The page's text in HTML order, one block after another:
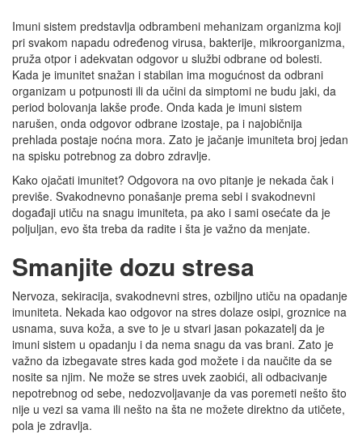
Imuni sistem predstavlja odbrambeni mehanizam organizma koji
pri svakom napadu određenog virusa, bakterije, mikroorganizma,
pruža otpor i adekvatan odgovor u službi odbrane od bolesti.
Kada je imunitet snažan i stabilan ima mogućnost da odbrani
organizam u potpunosti ili da učini da simptomi ne budu jaki, da
period bolovanja lakše prođe. Onda kada je imuni sistem
narušen, onda odgovor odbrane izostaje, pa i najobičnija
prehlada postaje noćna mora. Zato je jačanje imuniteta broj jedan
na spisku potrebnog za dobro zdravlje.
Kako ojačati imunitet? Odgovora na ovo pitanje je nekada čak i
previše. Svakodnevno ponašanje prema sebi i svakodnevni
događaji utiču na snagu imuniteta, pa ako i sami osećate da je
poljuljan, evo šta treba da radite i šta je važno da menjate.
Smanjite dozu stresa
Nervoza, sekiracija, svakodnevni stres, ozbiljno utiču na opadanje
imuniteta. Nekada kao odgovor na stres dolaze osipi, groznice na
usnama, suva koža, a sve to je u stvari jasan pokazatelj da je
imuni sistem u opadanju i da nema snagu da vas brani. Zato je
važno da izbegavate stres kada god možete i da naučite da se
nosite sa njim. Ne može se stres uvek zaobići, ali odbacivanje
nepotrebnog od sebe, nedozvoljavanje da vas poremeti nešto što
nije u vezi sa vama ili nešto na šta ne možete direktno da utičete,
pola je zdravlja.